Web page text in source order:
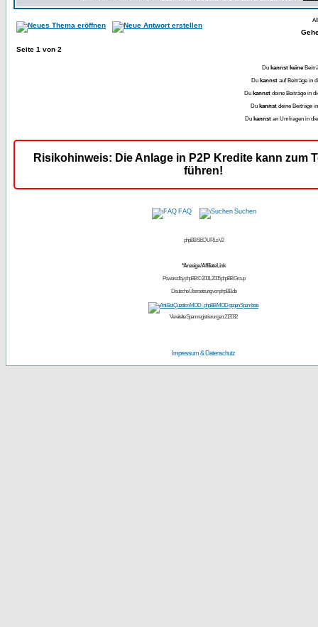
Seite 1 von 2
Du kannst keine
Du kannst auf Beiträge in
Du kannst deine Beiträge in
Du kannst deine Beiträge
Du kannst an Umfragen in
Risikohinweis: Die Anlage in P2P Kredite kann zum
führen!
FAQ Suchen
phpBB SEO URLs V2
*Anzeige / Affiliate Link
Powered byphpBB© 2001, 2005 phpBB Group
Deutsche Übersetzung vonphpBB.de
Vereitelte Spamregistrierungen: 213032
Impressum & Datenschutz